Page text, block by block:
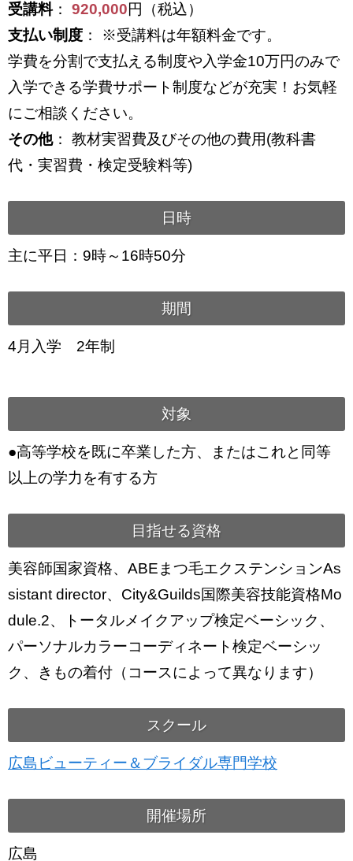
受講料： 920,000円（税込）
支払い制度 ： ※受講料は年額料金です。
学費を分割で支払える制度や入学金10万円のみで
入学できる学費サポート制度などが充実！お気軽
にご相談ください。
その他： 教材実習費及びその他の費用(教科書
代・実習費・検定受験料等)
日時
主に平日：9時～16時50分
期間
4月入学 2年制
対象
●高等学校を既に卒業した方、またはこれと同等
以上の学力を有する方
目指せる資格
美容師国家資格、ABEまつ毛エクステンションAs
sistant director、City&Guilds国際美容技能資格Mo
dule.2、トータルメイクアップ検定ベーシック、
パーソナルカラーコーディネート検定ベーシッ
ク、きもの着付（コースによって異なります）
スクール
広島ビューティー＆ブライダル専門学校
開催場所
広島